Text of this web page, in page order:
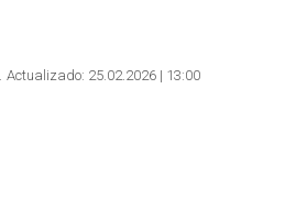
Actualizado: 25.02.2026 | 13:00